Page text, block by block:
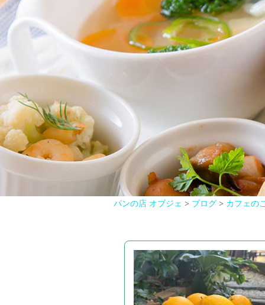
パンの店 オブジェ > ブログ > カフェの